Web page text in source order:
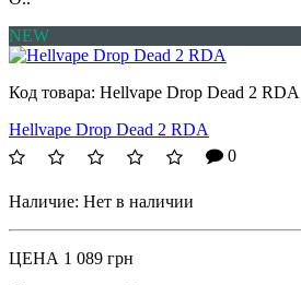
NEW
Код товара: Hellvape Drop Dead 2 RDA
Hellvape Drop Dead 2 RDA
0
Наличие: Нет в наличии
ЦЕНА 1 089 грн